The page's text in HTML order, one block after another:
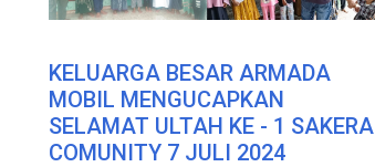
KELUARGA BESAR ARMADA
MOBIL MENGUCAPKAN
SELAMAT ULTAH KE - 1 SAKERA
COMUNITY 7 JULI 2024